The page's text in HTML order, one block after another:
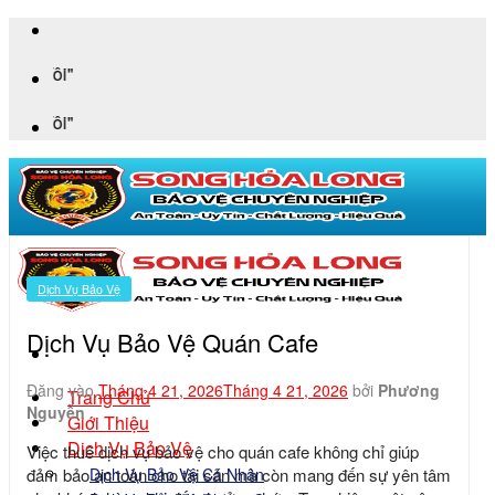
Trang Chủ
Giới Thiệu
Dịch Vụ Bảo Vệ
Dịch Vụ Bảo Vệ Cá Nhân
Dịch Vụ Bảo Vệ
Dịch Vụ Bảo Vệ Quán Cafe
Đăng vàoTháng 4 21, 2026Tháng 4 21, 2026 bởi Phương
Nguyễn
Việc thuêdịch vụ bảo vệ cho quán cafekhông chỉ giúp
đảm bảo an toàn cho tài sản mà còn mang đến sự yên tâm